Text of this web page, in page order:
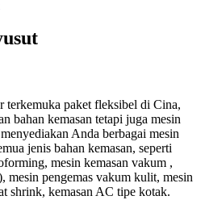
terkemuka paket fleksibel di Cina,
bahan kemasan tetapi juga mesin
Anda berbagai mesin
jenis bahan kemasan, seperti
mesin kemasan vakum ,
mesin pengemas vakum kulit, mesin
shrink, kemasan AC tipe kotak.